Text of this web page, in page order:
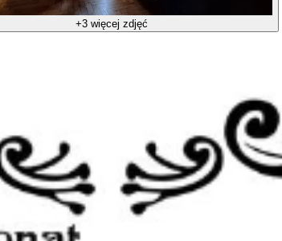
+3 więcej zdjęć